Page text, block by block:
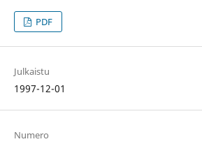
PDF
Julkaistu
1997-12-01
Numero